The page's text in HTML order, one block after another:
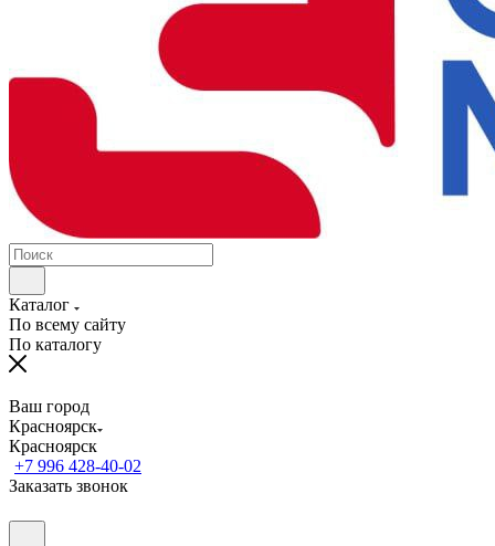
Каталог
По всему сайту
По каталогу
Ваш город
Красноярск
Красноярск
+7 996 428-40-02
Заказать звонок